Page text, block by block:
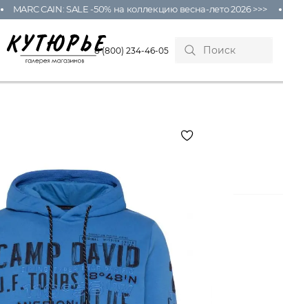
MARC CAIN: SALE -50% на коллекцию весна-лето 2026 >>>
8 (800) 234-46-05